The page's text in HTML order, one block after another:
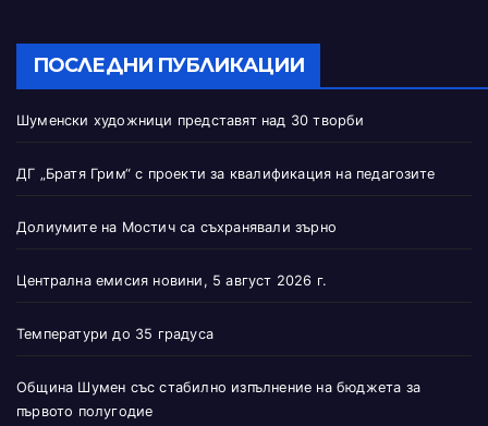
ПОСЛЕДНИ ПУБЛИКАЦИИ
Шуменски художници представят над 30 творби
ДГ „Братя Грим“ с проекти за квалификация на педагозите
Долиумите на Мостич са съхранявали зърно
Централна емисия новини, 5 август 2026 г.
Температури до 35 градуса
Община Шумен със стабилно изпълнение на бюджета за
първото полугодие